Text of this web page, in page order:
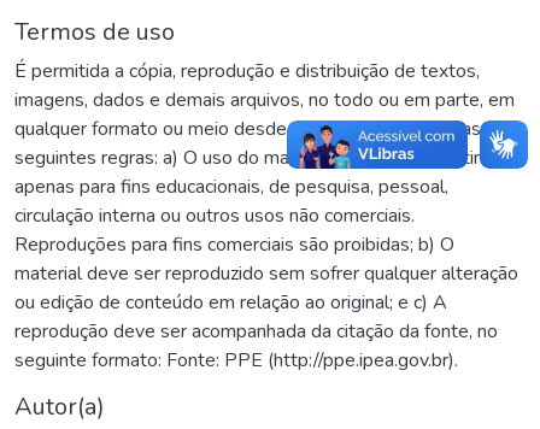
Termos de uso
É permitida a cópia, reprodução e distribuição de textos,
imagens, dados e demais arquivos, no todo ou em parte, em
qualquer formato ou meio desde que sejam observadas as
seguintes regras: a) O uso do material copiado se destina
apenas para fins educacionais, de pesquisa, pessoal,
circulação interna ou outros usos não comerciais.
Reproduções para fins comerciais são proibidas; b) O
material deve ser reproduzido sem sofrer qualquer alteração
ou edição de conteúdo em relação ao original; e c) A
reprodução deve ser acompanhada da citação da fonte, no
seguinte formato: Fonte: PPE (http://ppe.ipea.gov.br).
Autor(a)